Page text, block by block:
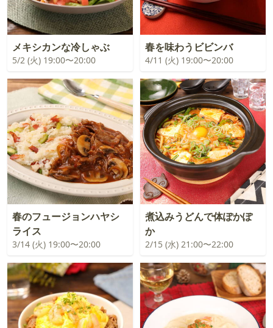
メキシカンな冷しゃぶ
5/2 (火) 19:00〜20:00
春を味わうビビンバ
4/11 (火) 19:00〜20:00
春のフュージョンハヤシ
ライス
3/14 (火) 19:00〜20:00
煮込みうどんで体ぽかぽ
か
2/15 (水) 21:00〜22:00